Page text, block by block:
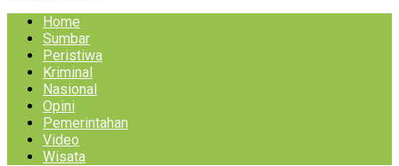
Home
Sumbar
Peristiwa
Kriminal
Nasional
Opini
Pemerintahan
Video
Wisata